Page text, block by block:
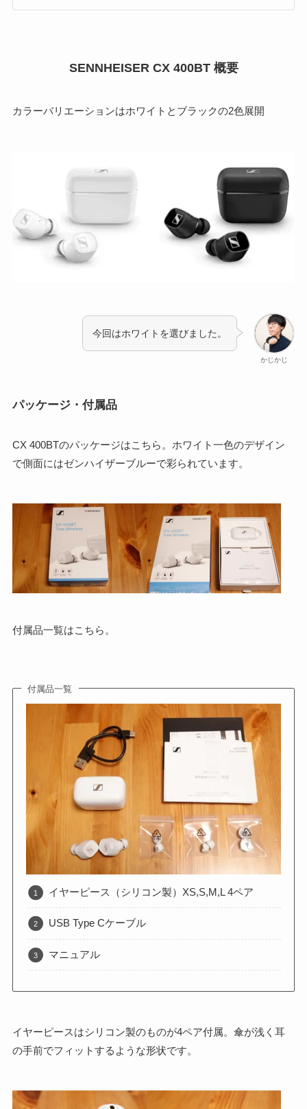
SENNHEISER CX 400BT 概要
カラーバリエーションはホワイトとブラックの2色展開
かじかじ
今回はホワイトを選びました。
パッケージ・付属品
CX 400BTのパッケージはこちら。ホワイト一色のデザイン
で側面にはゼンハイザーブルーで彩られています。
付属品一覧はこちら。
付属品一覧
イヤーピース（シリコン製）XS,S,M,L 4ペア
USB Type Cケーブル
マニュアル
イヤーピースはシリコン製のものが4ペア付属。傘が浅く耳
の手前でフィットするような形状です。